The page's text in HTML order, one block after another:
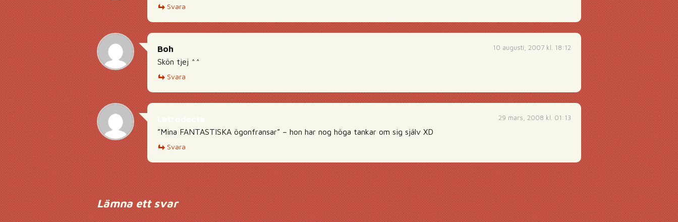
Svara
10 augusti, 2007 kl. 18:12
Boh
Skön tjej ^^
Svara
29 mars, 2008 kl. 01:13
”Mina FANTASTISKA ögonfransar” – hon har nog höga tankar om sig själv XD
Svara
Lämna ett svar